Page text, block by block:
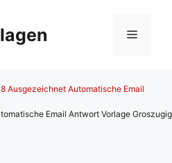
Menü
Ausgezeichnet Automatische Email
Email Antwort Vorlage Groszugig